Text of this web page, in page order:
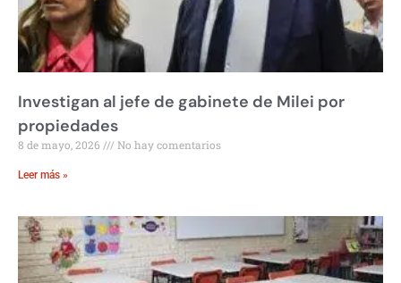
Investigan al jefe de gabinete de Milei por
propiedades
8 de mayo, 2026 No hay comentarios
Leer más »